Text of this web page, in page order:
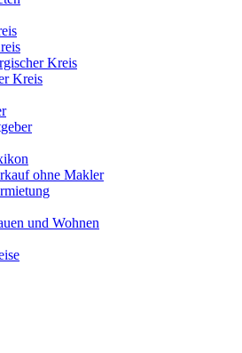
Kreis
Kreis
ohne Makler
und Wohnen